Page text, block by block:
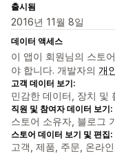
출시됨
2016년 11월 8일
데이터 액세스
이 앱이 회원님의 스토
야 합니다. 개발자의 개
고객 데이터 보기:
민감한 데이터, 장치 및
직원 및 참여자 데이터 보기:
스토어 소유자, 블로그
스토어 데이터 보기 및 편집:
고객, 제품, 주문, 온라